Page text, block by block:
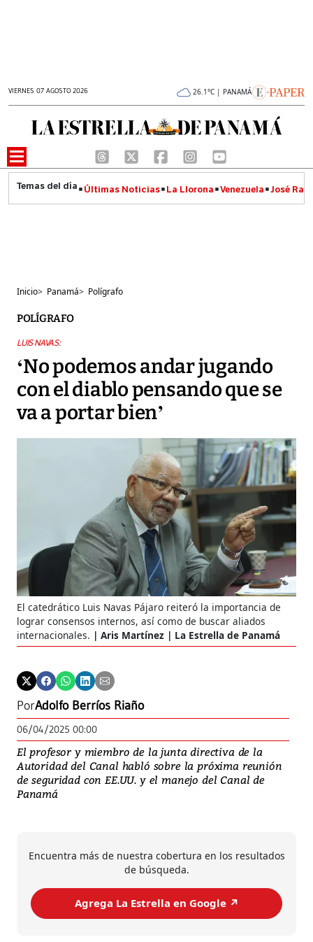
VIERNES 07 AGOSTO 2026 26.1°C | PANAMÁ
Últimas Noticias La Llorona Venezuela José
Inicio> Panamá> Polígrafo
POLÍGRAFO
LUIS NAVAS:
‘No podemos andar jugando
con el diablo pensando que se
va a portar bien’
El catedrático Luis Navas Pájaro reiteró la importancia de
lograr consensos internos, así como de buscar aliados
internacionales.
Aris Martínez | La Estrella de Panamá
PorAdolfo Berríos Riaño
06/04/2025 00:00
El profesor y miembro de la junta directiva de la
Autoridad del Canal habló sobre la próxima reunión
de seguridad con EE.UU. y el manejo del Canal de
Panamá
Encuentra más de nuestra cobertura en los resultados
de búsqueda.
Agrega La Estrella en Google ↗️